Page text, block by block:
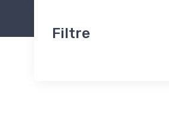
Filtre